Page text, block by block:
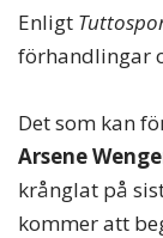
Enligt
förhandlingar
Det som kan
Arsene
krånglat på
kommer att